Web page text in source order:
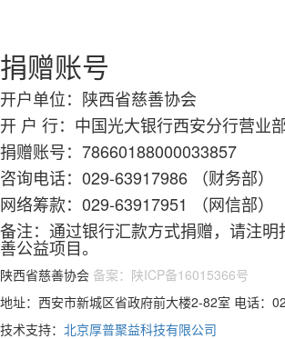
捐赠账号
开户单位： 陕西省慈善协会
开 户 行： 中国光大银行西安分行营业
捐赠账号： 78660188000033857
咨询电话： 029-63917986 （财务部）
网络筹款： 029-63917951 （网信部）
备注：通过银行汇款方式捐赠，请注
善公益项目。
陕西省慈善协会 备案：陕ICP备16015366号
地址：西安市新城区省政府前大楼2-82室 电话：
技术支持： 北京厚普聚益科技有限公司